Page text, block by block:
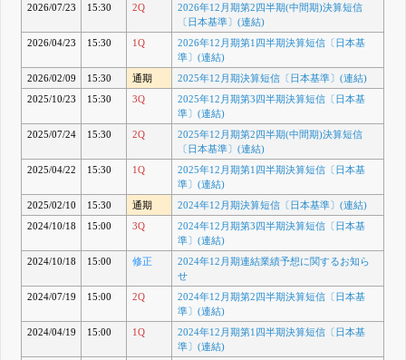
2026/07/23
15:30 2Q
2026年12月期第2四半期(中間期)決算短信
〔日本基準〕(連結)
2026/04/23
15:30 1Q
2026年12月期第1四半期決算短信〔日本基
準〕(連結)
2026/02/09
15:30 通期
2025年12月期決算短信〔日本基準〕(連結)
2025/10/23
15:30 3Q
2025年12月期第3四半期決算短信〔日本基
準〕(連結)
2025/07/24
15:30 2Q
2025年12月期第2四半期(中間期)決算短信
〔日本基準〕(連結)
2025/04/22
15:30 1Q
2025年12月期第1四半期決算短信〔日本基
準〕(連結)
2025/02/10
15:30 通期
2024年12月期決算短信〔日本基準〕(連結)
2024/10/18
15:00 3Q
2024年12月期第3四半期決算短信〔日本基
準〕(連結)
2024/10/18
15:00 修正
2024年12月期連結業績予想に関するお知ら
せ
2024/07/19
15:00 2Q
2024年12月期第2四半期決算短信〔日本基
準〕(連結)
2024/04/19
15:00 1Q
2024年12月期第1四半期決算短信〔日本基
準〕(連結)